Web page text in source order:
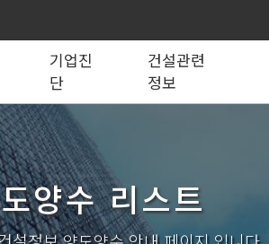
기업진
단
건설관련
정보
업
물공사업
계공사업
전기공사업
소방시설공사업
대지조성사업자
스트 기재사항변경
건설업등록서식
산기
양수 리스트